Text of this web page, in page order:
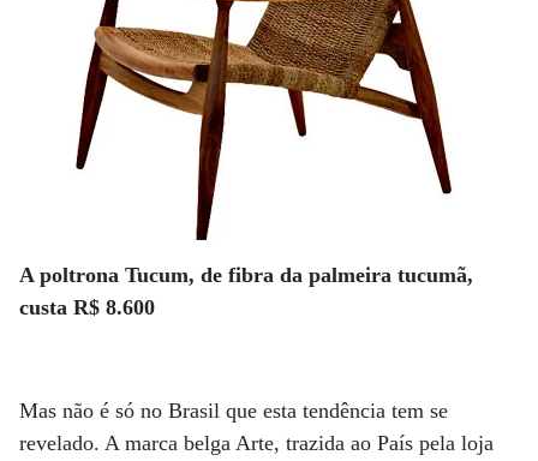
A poltrona Tucum, de fibra da palmeira tucumã,
custa R$ 8.600
Mas não é só no Brasil que esta tendência tem se
revelado. A marca belga Arte, trazida ao País pela loja